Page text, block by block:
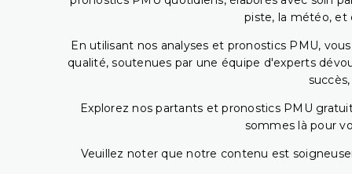
piste, la météo, et
En utilisant nos analyses et pronostics PMU,
qualité, soutenues par une équipe d'experts
Explorez nos partants et pronostics PMU
sommes là pour
Veuillez noter que notre contenu est